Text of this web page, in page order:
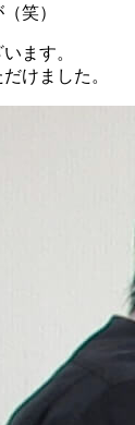
笑）
ます。
けました。